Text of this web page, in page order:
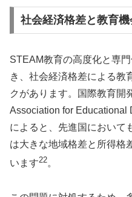
社会経済格差と教育
STEAM教育の高度化と専
き、社会経済格差による教
クがあります。国際教育開
Association for Educational
によると、先進国において
は大きな地域格差と所得格
います22。